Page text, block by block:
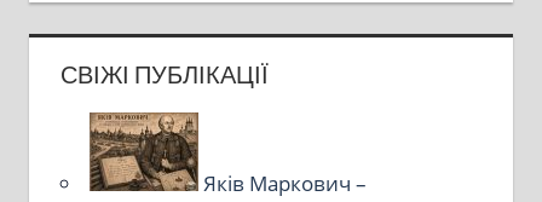
СВІЖІ ПУБЛІКАЦІЇ
Яків Маркович –